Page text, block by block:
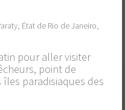
État de Rio de Janeiro,
pour aller visiter
point de
paradisiaques des